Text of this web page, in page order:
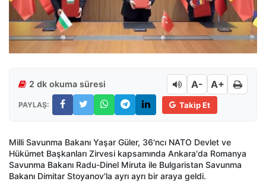
2 dk okuma süresi A- A+
PAYLAŞ: Takip Et
Milli Savunma Bakanı Yaşar Güler, 36'ncı NATO Devlet ve
Hükümet Başkanları Zirvesi kapsamında Ankara'da Romanya
Savunma Bakanı Radu-Dinel Miruta ile Bulgaristan Savunma
Bakanı Dimitar Stoyanov'la ayrı ayrı bir araya geldi.